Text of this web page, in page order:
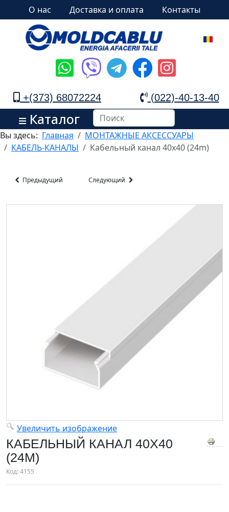
О нас Доставка и оплата Контакты
+(373) 68072224 (022)-40-13-40
Каталог
Вы здесь: Главная
МОНТАЖНЫЕ АКСЕССУАРЫ
КАБЕЛЬ-КАНАЛЫ
Кабельный канал 40x40 (24m)
Предыдущий Следующий
Увеличить изображение
КАБЕЛЬНЫЙ КАНАЛ 40X40
(24M)
Код:4155